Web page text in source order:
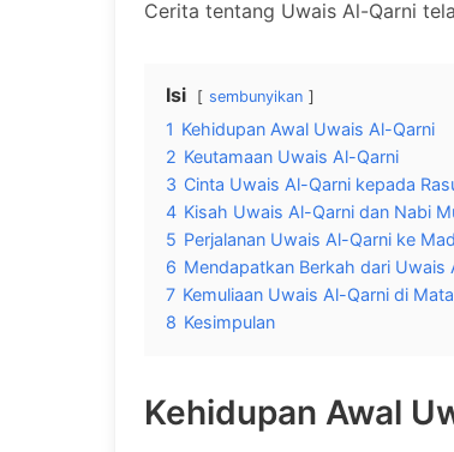
Cerita tentang Uwais Al-Qarni
Isi sembunyikan
1 Kehidupan Awal Uwais Al-Qarni
2 Keutamaan Uwais Al-Qarni
3 Cinta Uwais Al-Qarni kepada
4 Kisah Uwais Al-Qarni dan Nabi
5 Perjalanan Uwais Al-Qarni ke
6 Mendapatkan Berkah dari Uwais
7 Kemuliaan Uwais Al-Qarni di
8 Kesimpulan
Kehidupan Awal